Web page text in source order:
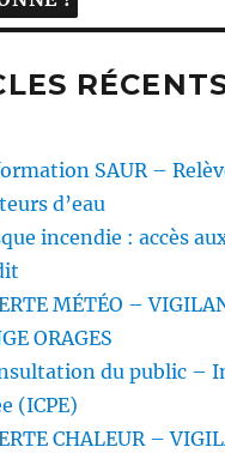
SAUR –
d’eau
incendie : accès
MÉTÉO –
ORAGES
du public –
(ICPE)
CHALEUR –